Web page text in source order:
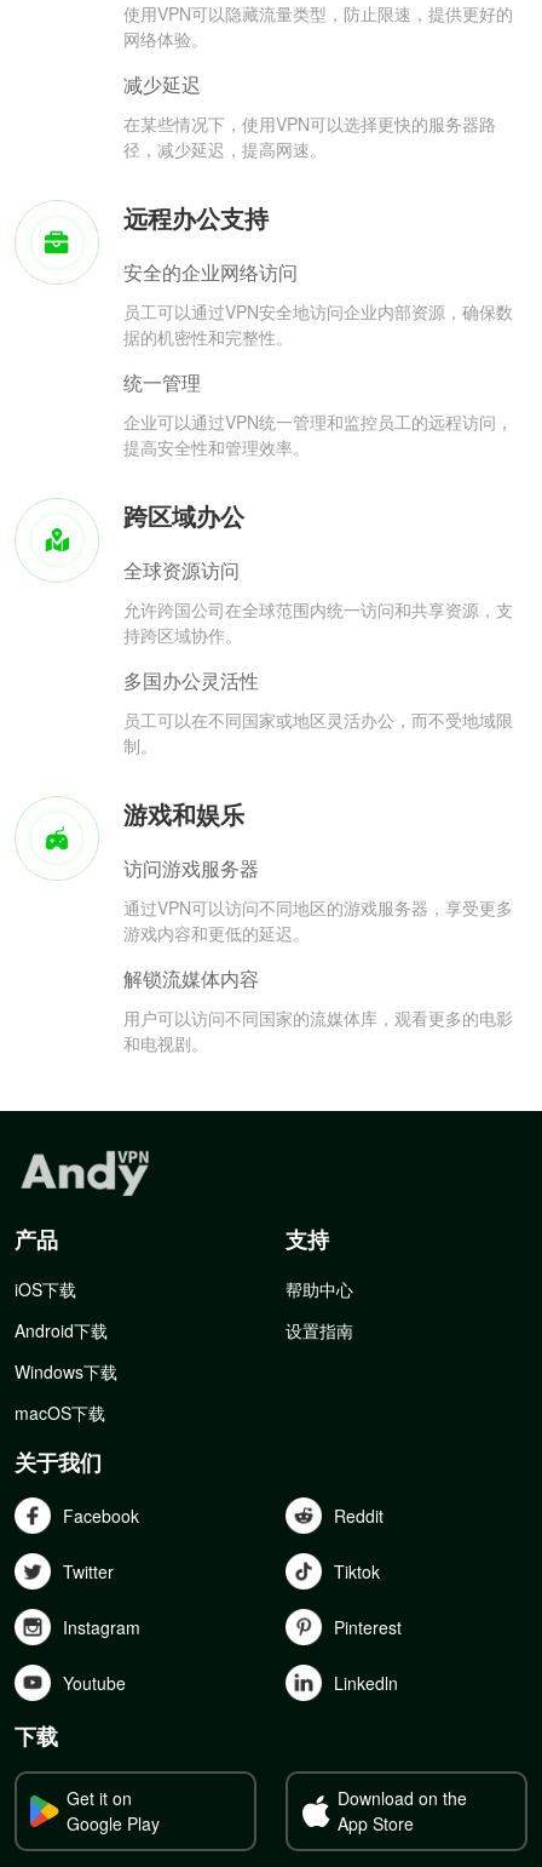
使用VPN可以隐藏流量类型，防止限速，提供更好的
网络体验。
减少延迟
在某些情况下，使用VPN可以选择更快的服务器路
径，减少延迟，提高网速。
远程办公支持
安全的企业网络访问
员工可以通过VPN安全地访问企业内部资源，确保数
据的机密性和完整性。
统一管理
企业可以通过VPN统一管理和监控员工的远程访问，
提高安全性和管理效率。
跨区域办公
全球资源访问
允许跨国公司在全球范围内统一访问和共享资源，支
持跨区域协作。
多国办公灵活性
员工可以在不同国家或地区灵活办公，而不受地域限
制。
游戏和娱乐
访问游戏服务器
通过VPN可以访问不同地区的游戏服务器，享受更多
游戏内容和更低的延迟。
解锁流媒体内容
用户可以访问不同国家的流媒体库，观看更多的电影
和电视剧。
产品
iOS下载
Android下载
Windows下载
macOS下载
支持
帮助中心
设置指南
关于我们
Facebook Reddit
Twitter Tiktok
Instagram Pinterest
Youtube Linkedln
下载
Get it on
Google Play
Download on the
App Store